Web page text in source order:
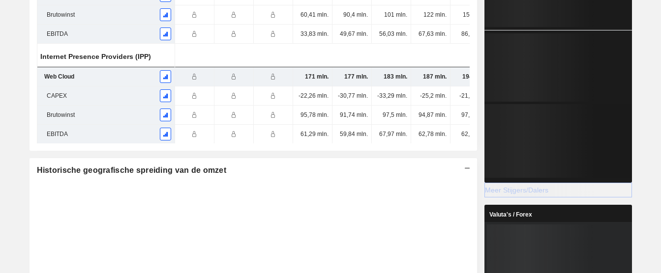
Brutowinst 60,41 mln. 90,4 mln. 101 mln. 122 mln. 157 mln.
EBITDA 33,83 mln. 49,67 mln. 56,03 mln. 67,63 mln. 86,5 mln.
Internet Presence Providers (IPP)
Web Cloud 171 mln. 177 mln. 183 mln. 187 mln. 194 mln.
CAPEX -22,26 mln. -30,77 mln. -33,29 mln. -25,2 mln. -21,9 mln.
Brutowinst 95,78 mln. 91,74 mln. 97,5 mln. 94,87 mln. 97,9 mln.
EBITDA 61,29 mln. 59,84 mln. 67,97 mln. 62,78 mln. 62,5 mln.
Historische geografische spreiding van de omzet
Meer Stijgers/Dalers
Valuta's / Forex